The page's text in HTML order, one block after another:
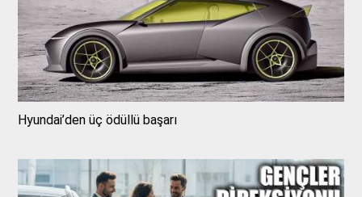
Hyundai’den üç ödüllü başarı